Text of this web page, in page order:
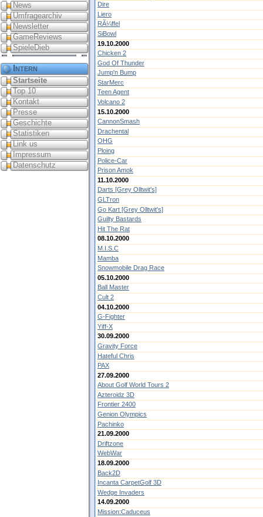
News
Umfragearchiv
Newsletter
GameReviews
SpieleDieb
Intern
Startseite
Top 10
Kontakt
Presse
Geschichte
Statistiken
Link us
Impressum
Datenschutz
Dire
Liero
RÃ¼ffel
SiBowl
19.10.2000
Chicken 2
God Of Thunder
Jump'n Bump
StarMerc
Teen Agent
Volcano 2
15.10.2000
CannonSmash
Drachental
OHG
Ploing
Police-Car
Prison Amok
11.10.2000
Darts [Grey Olltwit's]
GLTron
Go Kart [Grey Olltwit's]
Guilty Bastards
Hit The Rat
08.10.2000
M.I.S.C
Mamba
Snowmobile Drag Race
05.10.2000
Ball Master
Cult 2
04.10.2000
G-Fighter
Yiff-X
30.09.2000
Gravity Force
Hateful Chris
PAX
27.09.2000
About Golf World Tours 2
Azteroidz 3D
Frontier 2400
Genion Olympics
Pachinko
21.09.2000
Driftzone
WebWar
18.09.2000
Back2D
Incanta CarpetGolf 3D
Wedge Invaders
14.09.2000
Mission:Caduceus